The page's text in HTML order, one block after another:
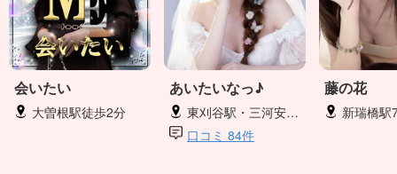
会いたい
大曽根駅徒歩2分
あいたいなっ♪
東刈谷駅・三河安城駅徒歩
口コミ 84件
藤の花
新瑞橋駅7